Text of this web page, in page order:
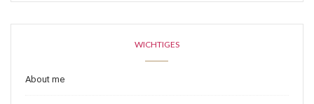
WICHTIGES
About me